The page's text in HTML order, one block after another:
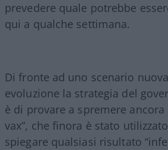
prevedere quale potrebbe
qui a qualche settimana.
Di fronte ad uno scenario
evoluzione la strategia del
è di provare a spremere ancora
vax”, che finora è stato
spiegare qualsiasi risultato